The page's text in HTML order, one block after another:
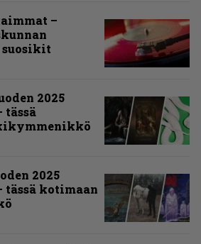
–
2025
2025
kotimaan